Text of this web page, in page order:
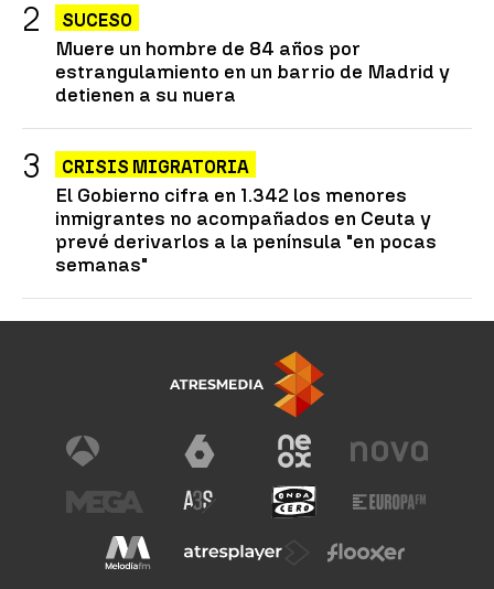
SUCESO
Muere un hombre de 84 años por
estrangulamiento en un barrio de Madrid y
detienen a su nuera
CRISIS MIGRATORIA
El Gobierno cifra en 1.342 los menores
inmigrantes no acompañados en Ceuta y
prevé derivarlos a la península "en pocas
semanas"